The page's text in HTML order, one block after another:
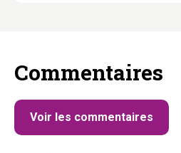
Commentaires
Voir les commentaires